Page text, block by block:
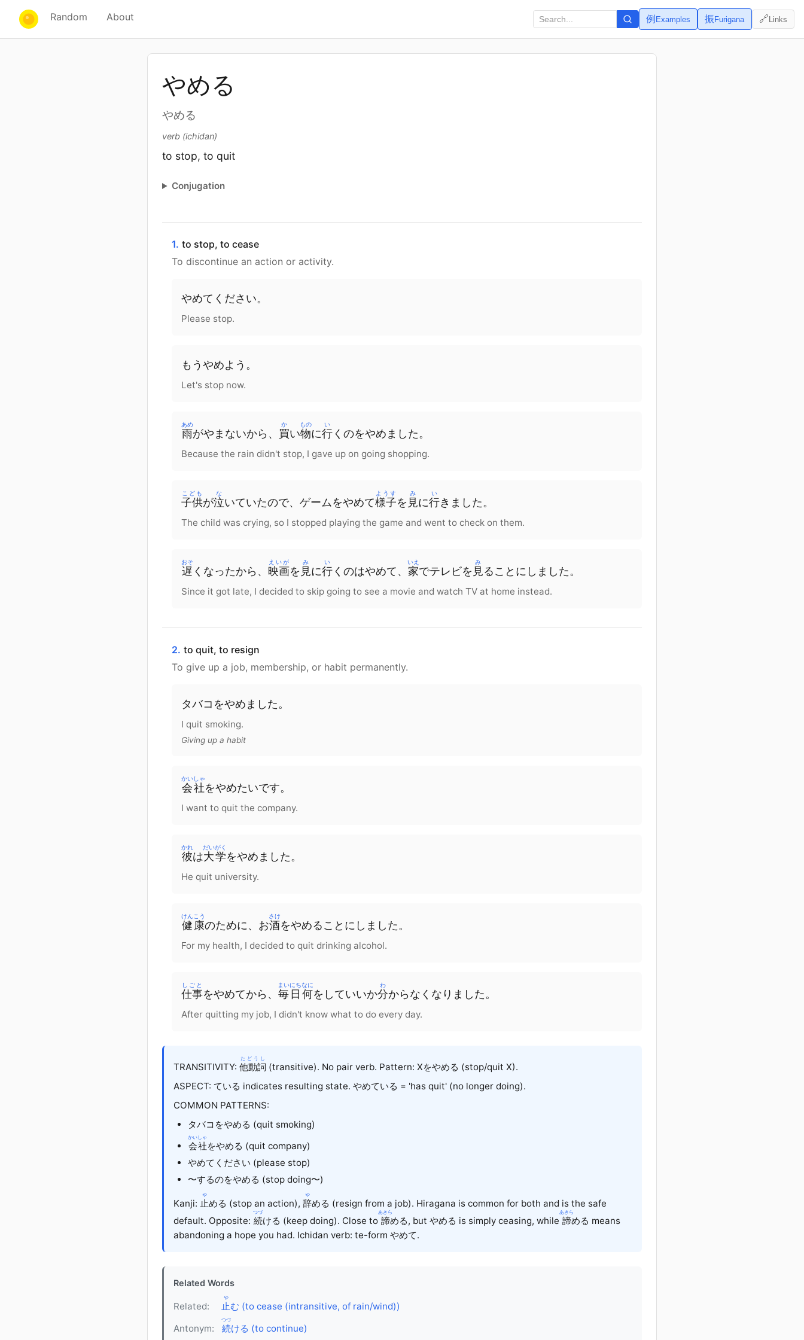
Random About 例 Examples 振Furigana 🔗Links
やめる
やめる
verb (ichidan)
to stop, to quit
Conjugation
1. to stop, to cease
To discontinue an action or activity.
やめて ください。
Please stop.
もう やめよう。
Let's stop now.
雨
あめ
がやまないから 、 買
か
い物
もの
に行
い
く のをやめました。
Because the rain didn't stop, I gave up on going shopping.
子供
こども
が泣
な
いていたので、 ゲームをやめて様子
ようす
を 見
み
に行
い
きました。
The child was crying, so I stopped playing the game and went to check on them.
遅
おそ
く なったから 、 映画
えいが
を 見
み
に行
い
く のはやめて、 家
いえ
でテレビを 見
み
る こと に しました。
Since it got late, I decided to skip going to see a movie and watch TV at home instead.
2. to quit, to resign
To give up a job, membership, or habit permanently.
タバコ をやめました。
I quit smoking.
Giving up a habit
会社
かいしゃ
をやめたいです。
I want to quit the company.
彼
かれ
は大学
だいがく
をやめました。
He quit university.
健康
けんこう
のために、 お酒
さけ
をやめる こと に しました。
For my health, I decided to quit drinking alcohol.
仕事
しごと
をやめてから、 毎日
まいにち
何
なに
を していいか分
わ
からなく なりました。
After quitting my job, I didn't know what to do every day.
TRANSITIVITY: 他動詞
たどうし
(transitive). No pair verb. Pattern: Xをやめる (stop/quit X).
ASPECT: ている indicates resulting state. やめている = 'has quit' (no longer doing).
COMMON PATTERNS:
タバコ をやめる (quit smoking)
会社
かいしゃ
をやめる (quit company)
やめて ください (please stop)
〜するのをやめる (stop doing〜)
Kanji: 止
や
める (stop an action), 辞
や
める (resign from a job). Hiragana is common for both and is the safe
default. Opposite: 続
つづ
ける (keep doing). Close to 諦
あきら
める, but やめる is simply ceasing, while 諦
あきら
める means
abandoning a hope you had. Ichidan verb: te-form やめて.
Related Words
Related: 止
や
む (to cease (intransitive, of rain/wind))
Antonym:
続
つづ
ける (to continue)